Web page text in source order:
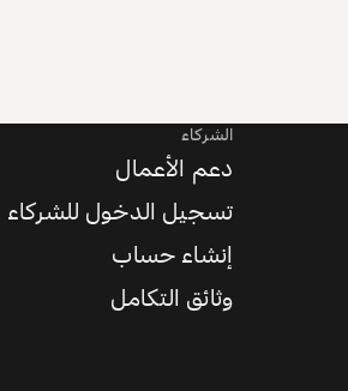
الشركاء
دعم الأعمال
تسجيل الدخول للشركاء
إنشاء حساب
وثائق التكامل